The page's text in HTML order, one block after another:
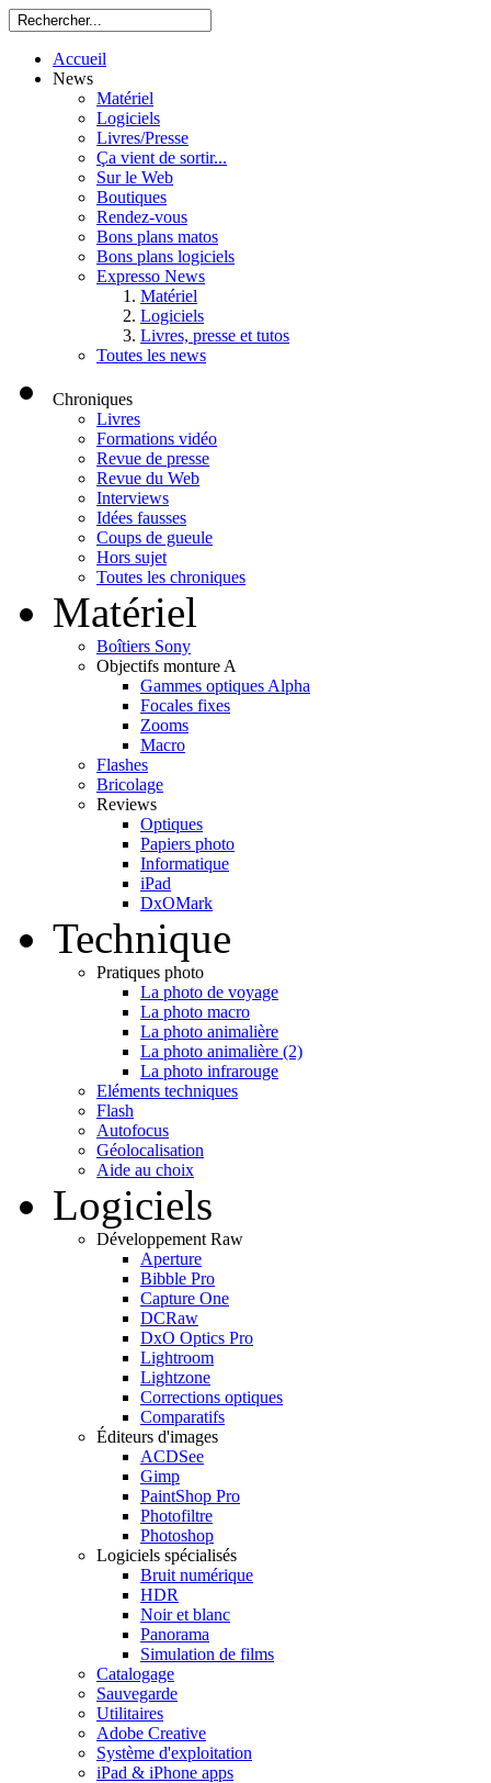
Accueil
News
Matériel
Logiciels
Livres/Presse
Ça vient de sortir...
Sur le Web
Boutiques
Rendez-vous
Bons plans matos
Bons plans logiciels
Expresso News
Matériel
Logiciels
Livres, presse et tutos
Toutes les news
Chroniques
Livres
Formations vidéo
Revue de presse
Revue du Web
Interviews
Idées fausses
Coups de gueule
Hors sujet
Toutes les chroniques
Matériel
Boîtiers Sony
Objectifs monture A
Gammes optiques Alpha
Focales fixes
Zooms
Macro
Flashes
Bricolage
Reviews
Optiques
Papiers photo
Informatique
iPad
DxOMark
Technique
Pratiques photo
La photo de voyage
La photo macro
La photo animalière
La photo animalière (2)
La photo infrarouge
Eléments techniques
Flash
Autofocus
Géolocalisation
Aide au choix
Logiciels
Développement Raw
Aperture
Bibble Pro
Capture One
DCRaw
DxO Optics Pro
Lightroom
Lightzone
Corrections optiques
Comparatifs
Éditeurs d'images
ACDSee
Gimp
PaintShop Pro
Photofiltre
Photoshop
Logiciels spécialisés
Bruit numérique
HDR
Noir et blanc
Panorama
Simulation de films
Catalogage
Sauvegarde
Utilitaires
Adobe Creative
Système d'exploitation
iPad & iPhone apps